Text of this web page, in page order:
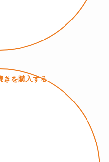
きを購入する